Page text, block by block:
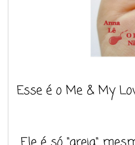
Esse é o Me & My